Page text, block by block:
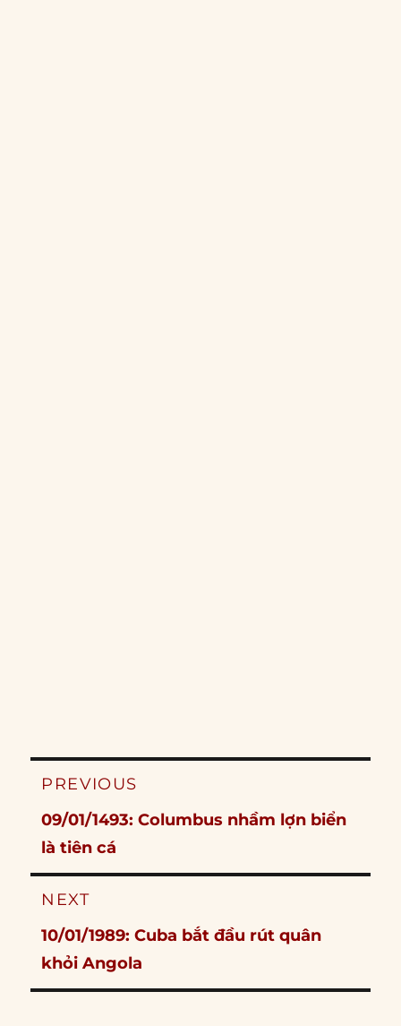
Post
PREVIOUS
Previous
post:
09/01/1493: Columbus nhầm lợn biển
là tiên cá
NEXT
Next
post:
10/01/1989: Cuba bắt đầu rút quân
khỏi Angola